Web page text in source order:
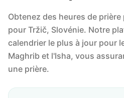
Obtenez des heures de
pour Tržič, Slovénie. Notre
calendrier le plus à jour pour
Maghrib et l'Isha, vous
une prière.